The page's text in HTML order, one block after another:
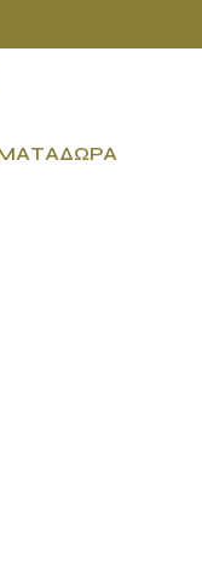
ΔΏΡΑ